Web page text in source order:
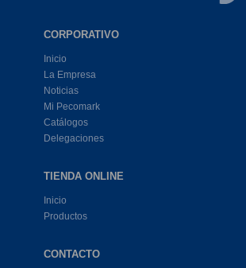
CORPORATIVO
Inicio
La Empresa
Noticias
Mi Pecomark
Catálogos
Delegaciones
TIENDA ONLINE
Inicio
Productos
CONTACTO